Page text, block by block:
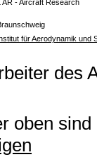
AR - Aircraft Research
für Aerodynamik und
des
oben